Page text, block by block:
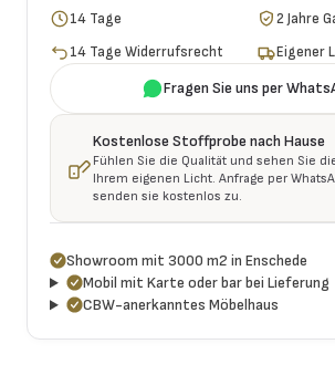
14 Tage
2 Jahre
14 Tage Widerrufsrecht
Eigener
Fragen Sie uns per
Kostenlose Stoffprobe nach Hause
Fühlen Sie die Qualität und sehen Sie
Ihrem eigenen Licht. Anfrage per
senden sie kostenlos zu.
Showroom mit 3000 m2 in Enschede
Mobil mit Karte oder bar bei Lieferung
CBW-anerkanntes Möbelhaus